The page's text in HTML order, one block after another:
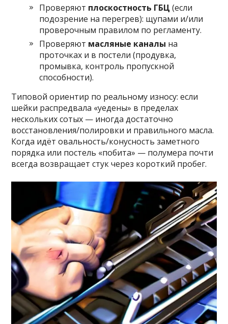
Проверяют плоскостность ГБЦ (если
подозрение на перегрев): щупами и/или
проверочным правилом по регламенту.
Проверяют масляные каналы на
проточках и в постели (продувка,
промывка, контроль пропускной
способности).
Типовой ориентир по реальному износу: если
шейки распредвала «уедены» в пределах
нескольких сотых — иногда достаточно
восстановления/полировки и правильного масла.
Когда идёт овальность/конусность заметного
порядка или постель «побита» — полумера почти
всегда возвращает стук через короткий пробег.